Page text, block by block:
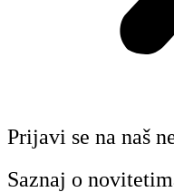
Prijavi se na naš
Saznaj o